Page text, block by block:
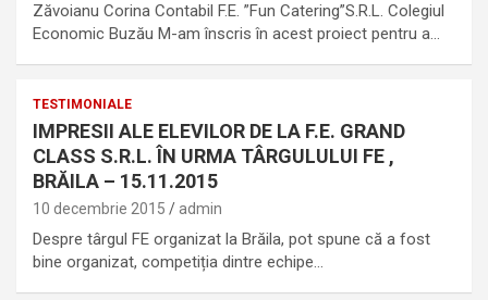
Zăvoianu Corina Contabil F.E. ”Fun Catering”S.R.L. Colegiul
Economic Buzău M-am înscris în acest proiect pentru a…
TESTIMONIALE
IMPRESII ALE ELEVILOR DE LA F.E. GRAND
CLASS S.R.L. ÎN URMA TÂRGULULUI FE ,
BRĂILA – 15.11.2015
10 decembrie 2015 admin
Despre târgul FE organizat la Brăila, pot spune că a fost
bine organizat, competiția dintre echipe…